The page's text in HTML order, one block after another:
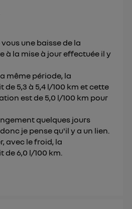
une baisse de la
à la mise à jour effectuée il y
même période, la
5,3 à 5,4 l/100 km et cette
est de 5,0 l/100 km pour
quelques jours
je pense qu'il y a un lien.
avec le froid, la
6,0 l/100 km.